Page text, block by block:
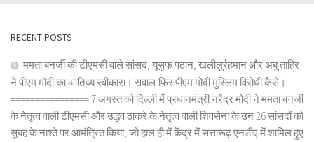
RECENT POSTS
ममता बनर्जी की टीएमसी वाले सांसद, यूसुफ पठान, खलीलुर्रहमान और अबु ताहिर
ने पीएम मोदी का आतिथ्य स्वीकारा। सवाल-फिर पीएम मोदी मुस्लिम विरोधी कैसे।
================ 7 अगस्त को दिल्ली में प्रधानमंत्री नरेंद्र मोदी ने ममता बनर्जी
के नेतृत्व वाली टीएमसी और उद्धव ठाकरे के नेतृत्व वाली शिवसेना के उन 26 सांसदों को
सुबह के नाश्ते पर आमंत्रित किया, जो हाल ही में केंद्र में सत्तारूढ़ एनडीए में शामिल हुए